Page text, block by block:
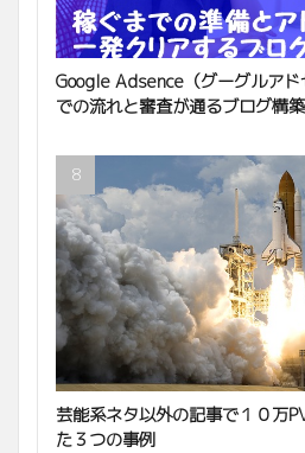
Google Adsence（グーグルア
での流れと審査が通るブログ構
芸能系ネタ以外の記事で１０万
た３つの事例